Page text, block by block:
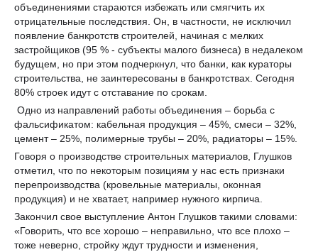
объединениями стараются избежать или смягчить их
отрицательные последствия. Он, в частности, не исключил
появление банкротств строителей, начиная с мелких
застройщиков (95 % - субъекты малого бизнеса) в недалеком
будущем, но при этом подчеркнул, что банки, как кураторы
строительства, не заинтересованы в банкротствах. Сегодня
80% строек идут с отставание по срокам.
Одно из направлений работы объединения – борьба с
фальсификатом: кабельная продукция – 45%, смеси – 32%,
цемент – 25%, полимерные трубы – 20%, радиаторы – 15%.
Говоря о производстве строительных материалов, Глушков
отметил, что по некоторым позициям у нас есть признаки
перепроизводства (кровельные материалы, оконная
продукция) и не хватает, например нужного кирпича.
Закончил свое выступление Антон Глушков такими словами:
«Говорить, что все хорошо – неправильно, что все плохо –
тоже неверно, стройку ждут трудности и изменения,